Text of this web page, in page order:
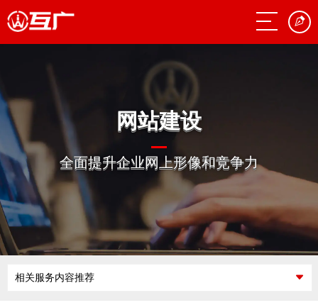
网站建设
全面提升企业网上形像和竞争力
相关服务内容推荐